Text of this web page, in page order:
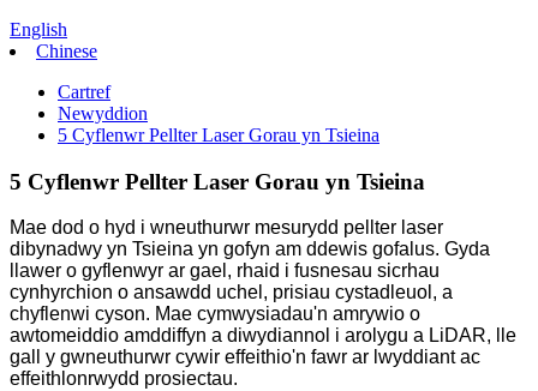
English
Chinese
Cartref
Newyddion
5 Cyflenwr Pellter Laser Gorau yn Tsieina
5 Cyflenwr Pellter Laser Gorau yn Tsieina
Mae dod o hyd i wneuthurwr mesurydd pellter laser
dibynadwy yn Tsieina yn gofyn am ddewis gofalus. Gyda
llawer o gyflenwyr ar gael, rhaid i fusnesau sicrhau
cynhyrchion o ansawdd uchel, prisiau cystadleuol, a
chyflenwi cyson. Mae cymwysiadau'n amrywio o
awtomeiddio amddiffyn a diwydiannol i arolygu a LiDAR, lle
gall y gwneuthurwr cywir effeithio'n fawr ar lwyddiant ac
effeithlonrwydd prosiectau.